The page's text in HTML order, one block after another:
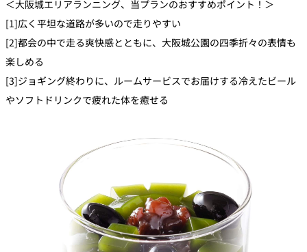
＜大阪城エリアランニング、当プランのおすすめポイント！＞
[1]広く平坦な道路が多いので走りやすい
[2]都会の中で走る爽快感とともに、大阪城公園の四季折々の表情も
楽しめる
[3]ジョギング終わりに、ルームサービスでお届けする冷えたビール
やソフトドリンクで疲れた体を癒せる